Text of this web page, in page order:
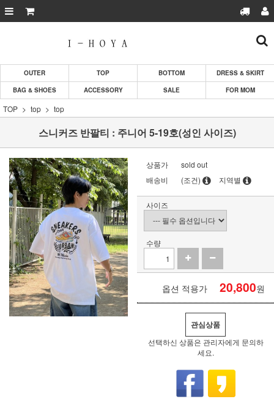
OUTER TOP BOTTOM
DRESS & SKIRT
BAG & SHOES
ACCESSORY SALE FOR MOM
TOP top top
스니커즈 반팔티 : 주니어 5-19호(성인 사이즈)
상품가
sold out
배송비
(조건) 지역별
사이즈
수량
옵션 적용가 20,800원
관심상품
선택하신 상품은 관리자에게 문의하
세요.